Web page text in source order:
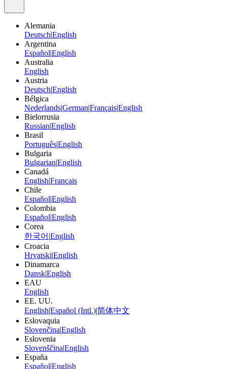
Alemania
Deutsch|English
Argentina
Español|English
Australia
English
Austria
Deutsch|English
Bélgica
Nederlands|German|Français|English
Bielorrusia
Russian|English
Brasil
Português|English
Bulgaria
Bulgarian|English
Canadá
English|Français
Chile
Español|English
Colombia
Español|English
Corea
한국어 |English
Croacia
Hrvatski|English
Dinamarca
Dansk|English
EAU
English
EE. UU.
English|Español (Intl.)|简体中文
Eslovaquia
Slovenčina|English
Eslovenia
Slovenščina|English
España
Español|English